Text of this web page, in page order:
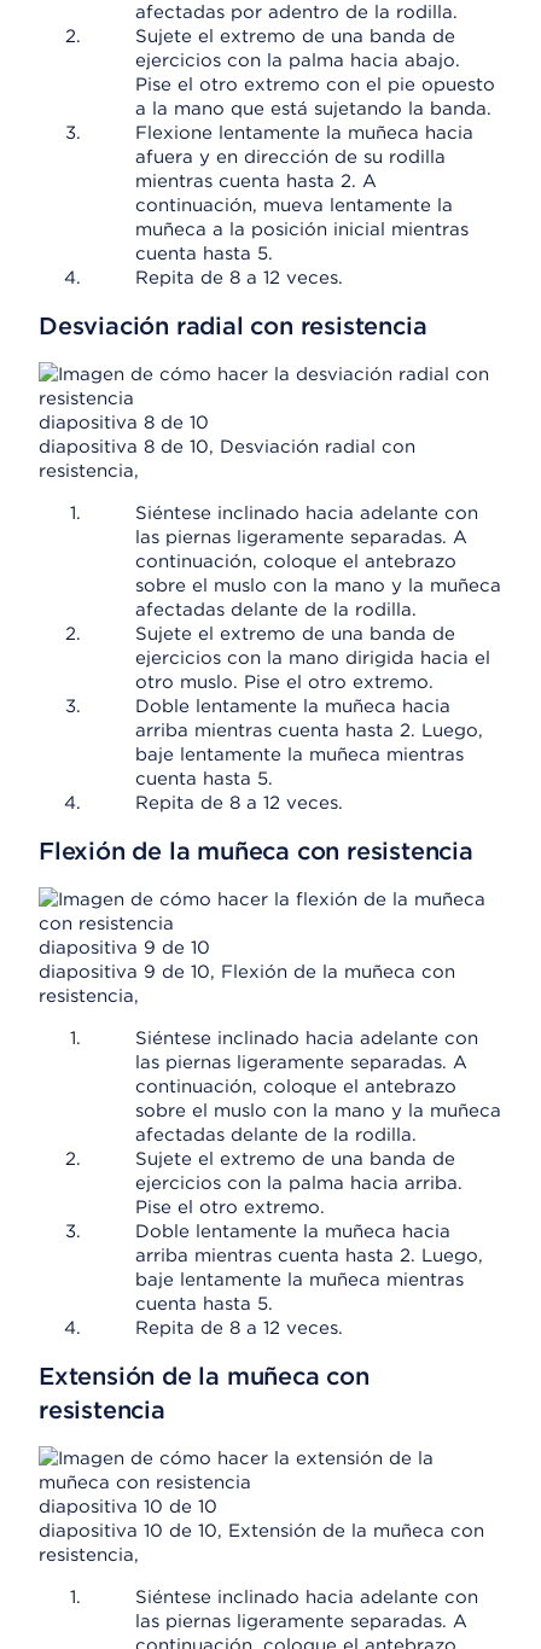
afectadas por adentro de la rodilla.
Sujete el extremo de una banda de
ejercicios con la palma hacia abajo.
Pise el otro extremo con el pie opuesto
a la mano que está sujetando la banda.
Flexione lentamente la muñeca hacia
afuera y en dirección de su rodilla
mientras cuenta hasta 2. A
continuación, mueva lentamente la
muñeca a la posición inicial mientras
cuenta hasta 5.
Repita de 8 a 12 veces.
Desviación radial con resistencia
diapositiva 8 de 10
diapositiva 8 de 10, Desviación radial con
resistencia,
Siéntese inclinado hacia adelante con
las piernas ligeramente separadas. A
continuación, coloque el antebrazo
sobre el muslo con la mano y la muñeca
afectadas delante de la rodilla.
Sujete el extremo de una banda de
ejercicios con la mano dirigida hacia el
otro muslo. Pise el otro extremo.
Doble lentamente la muñeca hacia
arriba mientras cuenta hasta 2. Luego,
baje lentamente la muñeca mientras
cuenta hasta 5.
Repita de 8 a 12 veces.
Flexión de la muñeca con resistencia
diapositiva 9 de 10
diapositiva 9 de 10, Flexión de la muñeca con
resistencia,
Siéntese inclinado hacia adelante con
las piernas ligeramente separadas. A
continuación, coloque el antebrazo
sobre el muslo con la mano y la muñeca
afectadas delante de la rodilla.
Sujete el extremo de una banda de
ejercicios con la palma hacia arriba.
Pise el otro extremo.
Doble lentamente la muñeca hacia
arriba mientras cuenta hasta 2. Luego,
baje lentamente la muñeca mientras
cuenta hasta 5.
Repita de 8 a 12 veces.
Extensión de la muñeca con
resistencia
diapositiva 10 de 10
diapositiva 10 de 10, Extensión de la muñeca con
resistencia,
Siéntese inclinado hacia adelante con
las piernas ligeramente separadas. A